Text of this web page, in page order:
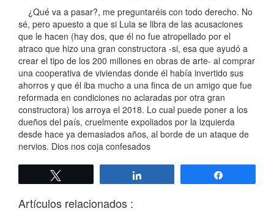
¿Qué va a pasar?, me preguntaréis con todo derecho. No
sé, pero apuesto a que si Lula se libra de las acusaciones
que le hacen (hay dos, que él no fue atropellado por el
atraco que hizo una gran constructora -si, esa que ayudó a
crear el tipo de los 200 millones en obras de arte- al comprar
una cooperativa de viviendas donde él había invertido sus
ahorros y que él iba mucho a una finca de un amigo que fue
reformada en condiciones no aclaradas por otra gran
constructora) los arroya el 2018. Lo cual puede poner a los
dueños del país, cruelmente expoliados por la izquierda
desde hace ya demasiados años, al borde de un ataque de
nervios. Dios nos coja confesados
Artículos relacionados :